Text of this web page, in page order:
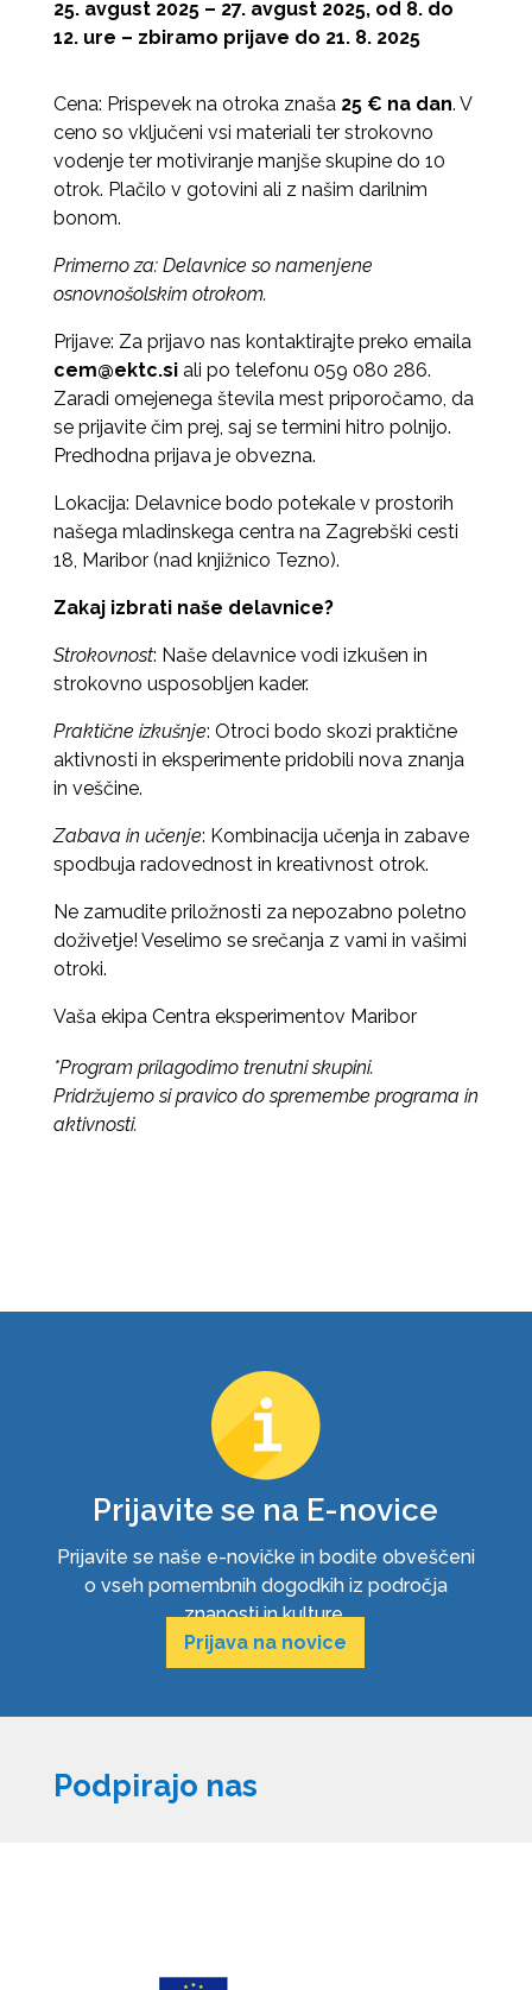
25. avgust 2025 – 27. avgust 2025, od 8. do
12. ure – zbiramo prijave do 21. 8. 2025
Cena: Prispevek na otroka znaša 25 € na dan. V
ceno so vključeni vsi materiali ter strokovno
vodenje ter motiviranje manjše skupine do 10
otrok. Plačilo v gotovini ali z našim darilnim
bonom.
Primerno za: Delavnice so namenjene
osnovnošolskim otrokom.
Prijave: Za prijavo nas kontaktirajte preko emaila
cem@ektc.siali po telefonu 059 080 286.
Zaradi omejenega števila mest priporočamo, da
se prijavite čim prej, saj se termini hitro polnijo.
Predhodna prijava je obvezna.
Lokacija: Delavnice bodo potekale v prostorih
našega mladinskega centra na Zagrebški cesti
18, Maribor (nad knjižnico Tezno).
Zakaj izbrati naše delavnice?
Strokovnost: Naše delavnice vodi izkušen in
strokovno usposobljen kader.
Praktične izkušnje: Otroci bodo skozi praktične
aktivnosti in eksperimente pridobili nova znanja
in veščine.
Zabava in učenje: Kombinacija učenja in zabave
spodbuja radovednost in kreativnost otrok.
Ne zamudite priložnosti za nepozabno poletno
doživetje! Veselimo se srečanja z vami in vašimi
otroki.
Vaša ekipa Centra eksperimentov Maribor
*Program prilagodimo trenutni skupini.
Pridržujemo si pravico do spremembe programa in
aktivnosti.
Prijavite se na E-novice
Prijavite se naše e-novičke in bodite obveščeni
o vseh pomembnih dogodkih iz področja
znanosti in kulture.
Prijava na novice
Podpirajo nas